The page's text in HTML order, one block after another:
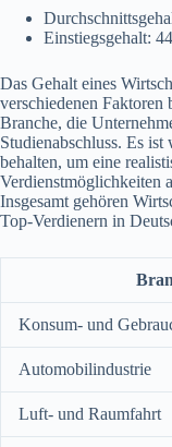
Einstiegsgehalt:
Das Gehalt eines
verschiedenen Faktoren
Branche, die
Studienabschluss. Es
behalten, um eine
Verdienstmöglichkeiten
Insgesamt gehören
Top-Verdienern in
Konsum- und
Automobilindustrie
Luft- und Raumfahrt